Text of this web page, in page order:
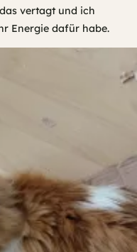
vertagt und ich
Energie dafür habe.